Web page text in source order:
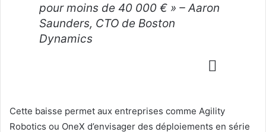
pour moins de 40 000 € » – Aaron
Saunders, CTO de Boston
Dynamics
Cette baisse permet aux entreprises comme Agility
Robotics ou OneX d’envisager des déploiements en série